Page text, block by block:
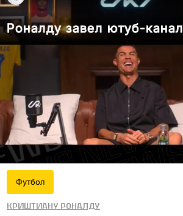
Роналду завел ютуб-канал
Футбол
Криштиану Роналду